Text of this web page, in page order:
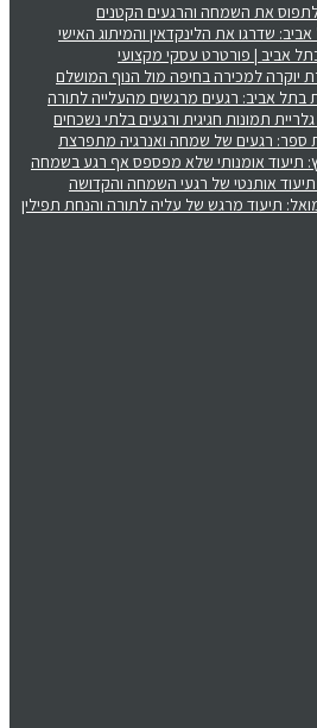
את השמחה והרגעים הקטנים
שדרגו את הלינקדאין והמיתוג האישי
אביב | פורטרט עסקי מקצועי
יוקרה למכירה בחיפה מול הנוף המושלם
בתל אביב: רגעים מרגשים מהעלייה לתורה
תמונות חגיגית ורגעים בלתי נשכחים
ספר: רגעים של שמחה ואנרגיה מתפרצת
תיעוד אומנותי שלא מפספס אף רגע בשמחה
אותנטי של רגעי השמחה והקדושה
תיעוד מרגש של עליה לתורה והנחת תפילין